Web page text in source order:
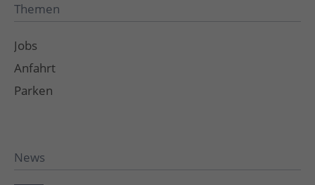
Themen
Jobs
Anfahrt
Parken
News